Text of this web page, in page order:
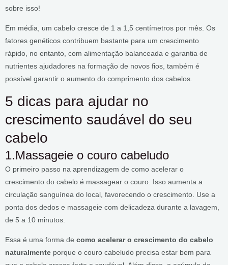
sobre isso!
Em média, um cabelo cresce de 1 a 1,5 centímetros por mês. Os
fatores genéticos contribuem bastante para um crescimento
rápido, no entanto, com alimentação balanceada e garantia de
nutrientes ajudadores na formação de novos fios, também é
possível garantir o aumento do comprimento dos cabelos.
5 dicas para ajudar no
crescimento saudável do seu
cabelo
1.Massageie o couro cabeludo
O primeiro passo na aprendizagem de como acelerar o
crescimento do cabelo é massagear o couro. Isso aumenta a
circulação sanguínea do local, favorecendo o crescimento. Use a
ponta dos dedos e massageie com delicadeza durante a lavagem,
de 5 a 10 minutos.
Essa é uma forma de como acelerar o crescimento do cabelo
naturalmente porque o couro cabeludo precisa estar bem para